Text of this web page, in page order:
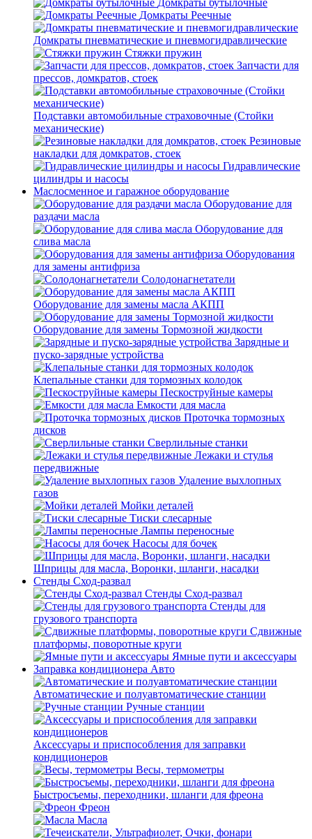
Домкраты бутылочные
Домкраты Реечные
Домкраты пневматические и пневмогидравлические
Стяжки пружин
Запчасти для
прессов, домкратов, стоек
Подставки автомобильные страховочные (Стойки
механические)
Резиновые
накладки для домкратов, стоек
Гидравлические
цилиндры и насосы
Маслосменное и гаражное оборудование
Оборудование для
раздачи масла
Оборудование для
слива масла
Оборудования
для замены антифриза
Солодонагнетатели
Оборудование для замены масла АКПП
Оборудование для замены Тормозной жидкости
Зарядные и
пуско-зарядные устройства
Клепальные станки для тормозных колодок
Пескоструйные камеры
Емкости для масла
Проточка тормозных
дисков
Сверлильные станки
Лежаки и стулья
передвижные
Удаление выхлопных
газов
Мойки деталей
Тиски слесарные
Лампы переносные
Насосы для бочек
Шприцы для масла, Воронки, шланги, насадки
Стенды Сход-развал
Стенды Сход-развал
Стенды для
грузового транспорта
Сдвижные
платформы, поворотные круги
Ямные пути и аксессуары
Заправка кондиционера Авто
Автоматические и полуавтоматические станции
Ручные станции
Аксессуары и приспособления для заправки
кондиционеров
Весы, термометры
Быстросъемы, переходники, шланги для фреона
Фреон
Масла